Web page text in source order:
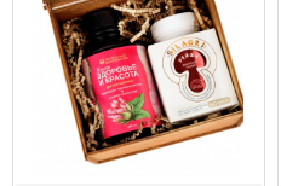
Большое спасибо за
качественную
Сервис на высшем
начну принимать,
помощь всем.